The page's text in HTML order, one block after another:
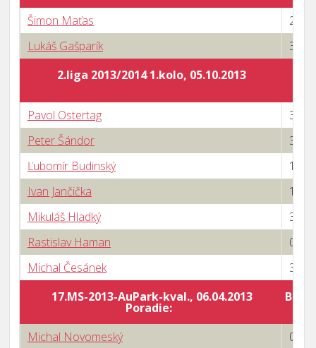
Šimon Maťas
2 : 3
Lukáš Gašparík
3 : 0
2.liga 2013/2014 1.kolo, 05.10.2013
Pavol Ostertag
3 : 0
Peter Šándor
3 : 0
Ľubomír Budinský
1 : 3
Ivan Jančička
1 : 3
Mikuláš Hladký
3 : 0
Rastislav Haman
0 : 3
Michal Česánek
3 : 2
17.MS-2013-AuPark-kval., 06.04.2013
Poradie:
Michal Novomeský
0 : 3